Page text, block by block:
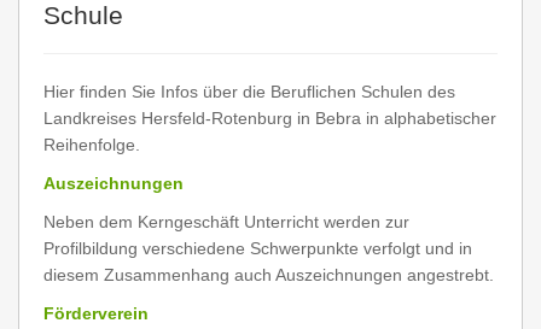
Schule
Hier finden Sie Infos über die Beruflichen Schulen des
Landkreises Hersfeld-Rotenburg in Bebra in alphabetischer
Reihenfolge.
Auszeichnungen
Neben dem Kerngeschäft Unterricht werden zur
Profilbildung verschiedene Schwerpunkte verfolgt und in
diesem Zusammenhang auch Auszeichnungen angestrebt.
Förderverein